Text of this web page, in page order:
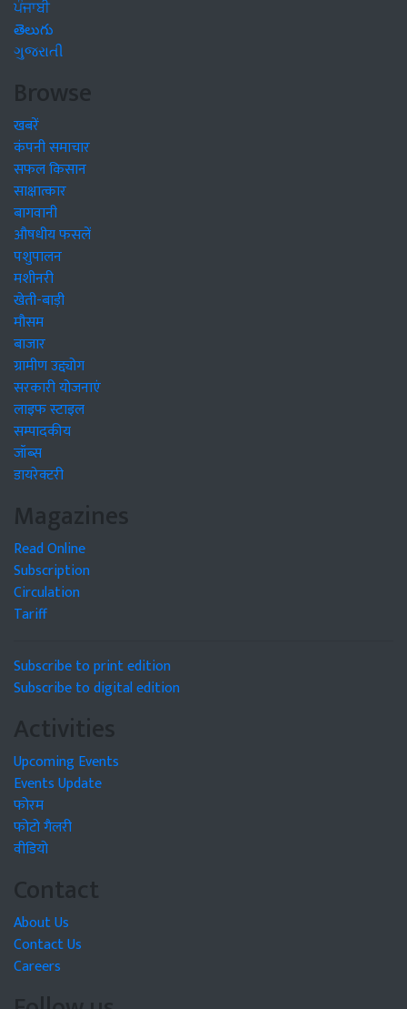
ਪੰਜਾਬੀ
తెలుగు
ગુજરાતી
Browse
खबरें
कंपनी समाचार
सफल किसान
साक्षात्कार
बागवानी
औषधीय फसलें
पशुपालन
मशीनरी
खेती-बाड़ी
मौसम
बाजार
ग्रामीण उद्द्योग
सरकारी योजनाएं
लाइफ स्टाइल
सम्पादकीय
जॉब्स
डायरेक्टरी
Magazines
Read Online
Subscription
Circulation
Tariff
Subscribe to print edition
Subscribe to digital edition
Activities
Upcoming Events
Events Update
फोरम
फोटो गैलरी
वीडियो
Contact
About Us
Contact Us
Careers